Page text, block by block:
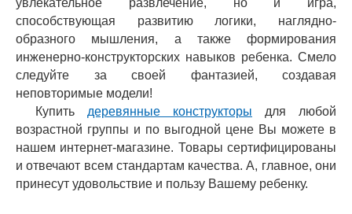
увлекательное развлечение, но и игра,
способствующая развитию логики, наглядно-
образного мышления, а также формирования
инженерно-конструкторских навыков ребенка. Смело
следуйте за своей фантазией, создавая
неповторимые модели!
Купить
деревянные конструкторы для любой
возрастной группы и по выгодной цене Вы можете в
нашем интернет-магазине. Товары сертифицированы
и отвечают всем стандартам качества. А, главное, они
принесут удовольствие и пользу Вашему ребенку.